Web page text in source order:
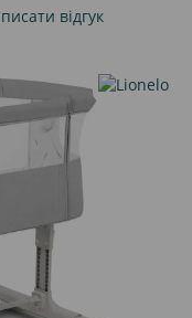
відгук